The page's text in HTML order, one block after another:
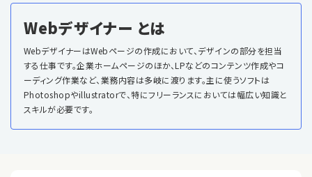
Webデザイナー とは
WebデザイナーはWebページの作成において、デザインの部分を担当
する仕事です。企業ホームページのほか、LPなどのコンテンツ作成やコ
ーディング作業など、業務内容は多岐に渡ります。主に使うソフトは
Photoshopやillustratorで、特にフリーランスにおいては幅広い知識と
スキルが必要です。